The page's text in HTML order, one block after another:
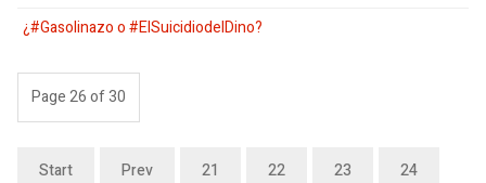
¿#Gasolinazo o #ElSuicidiodelDino?
Page 26 of 30
Start Prev 21 22 23 24